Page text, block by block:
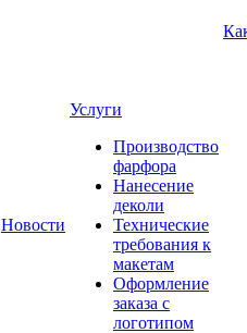
Новости
Услуги
Производство
фарфора
Нанесение
деколи
Технические
требования к
макетам
Оформление
заказа с
логотипом